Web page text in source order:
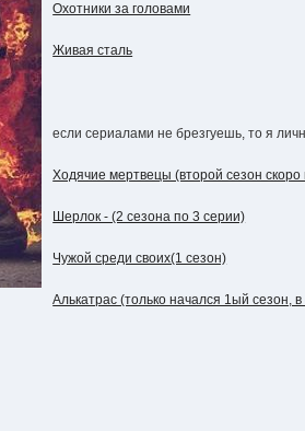
Охотники за головами
Живая сталь
если сериалами не брезгуешь, то я
Ходячие мертвецы (второй сезон
Шерлок - (2 сезона по 3 серии)
Чужой среди своих(1 сезон)
Алькатрас (только начался 1ый сезон,